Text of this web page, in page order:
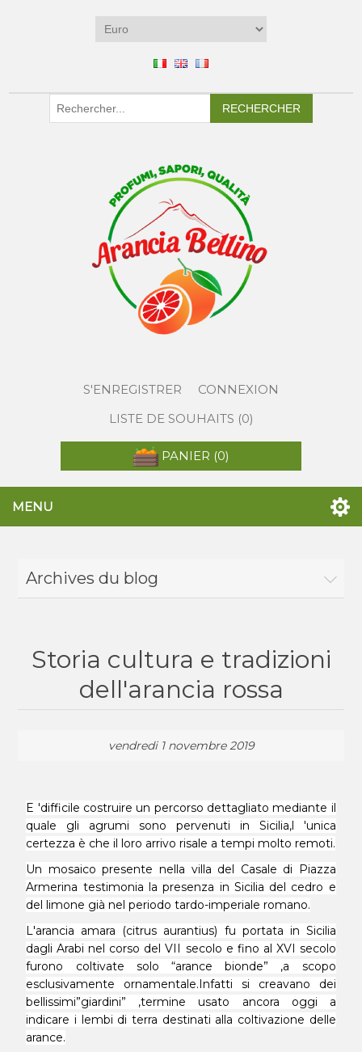
RECHERCHER
S'ENREGISTRER
CONNEXION
LISTE DE SOUHAITS (0)
PANIER (0)
MENU
Archives du blog
Storia cultura e tradizioni
dell'arancia rossa
vendredi 1 novembre 2019
E 'difficile costruire un percorso dettagliato mediante il
quale gli agrumi sono pervenuti in Sicilia,l 'unica
certezza è che il loro arrivo risale a tempi molto remoti.
Un mosaico presente nella villa del Casale di Piazza
Armerina testimonia la presenza in Sicilia del cedro e
del limone già nel periodo tardo-imperiale romano.
L'arancia amara (citrus aurantius) fu portata in Sicilia
dagli Arabi nel corso del VII secolo e fino al XVI secolo
furono coltivate solo “arance bionde” ,a scopo
esclusivamente ornamentale.Infatti si creavano dei
bellissimi”giardini” ,termine usato ancora oggi a
indicare i lembi di terra destinati alla coltivazione delle
arance.